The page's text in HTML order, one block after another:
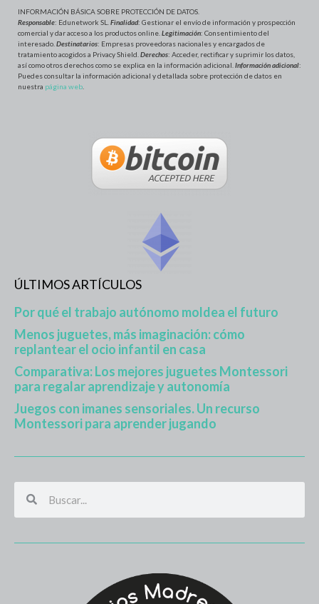
INFORMACIÓN BÁSICA SOBRE PROTECCIÓN DE DATOS
Responsable: Edunetwork SL. Finalidad: Gestionar el envío de información y prospección
comercial y dar acceso a los productos online. Legitimación: Consentimiento del
interesado. Destinatarios: Empresas proveedoras nacionales y encargados de
tratamiento acogidos a Privacy Shield. Derechos: Acceder, rectificar y suprimir los datos,
así como otros derechos como se explica en la información adicional. Información adicional:
Puedes consultar la información adicional y detallada sobre protección de datos en
nuestra página web
ÚLTIMOS ARTÍCULOS
Por qué el trabajo autónomo moldea el futuro
Menos juguetes, más imaginación: cómo
replantear el ocio infantil en casa
Comparativa: Los mejores juguetes Montessori
para regalar aprendizaje y autonomía
Juegos con imanes sensoriales. Un recurso
Montessori para aprender jugando